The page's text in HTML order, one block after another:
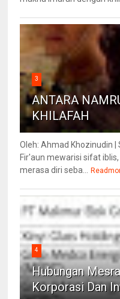
3
ANTARA
KHILAFAH
Oleh: Ahmad Khozinudin
Fir'aun mewarisi sifat
merasa diri seba...
4
Hubungan
Korporasi Dan